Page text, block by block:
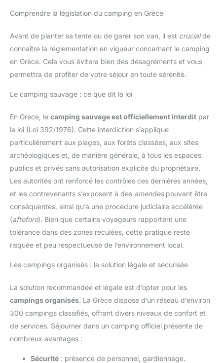
Comprendre la législation du camping en Grèce
Avant de planter sa tente ou de garer son van, il est crucialde
connaître la réglementation en vigueur concernant le camping
en Grèce. Cela vous évitera bien des désagréments et vous
permettra de profiter de votre séjour en toute sérénité.
Le camping sauvage : ce que dit la loi
En Grèce, le camping sauvage est officiellement interdit par
la loi (Loi 392/1976). Cette interdiction s’applique
particulièrement aux plages, aux forêts classées, aux sites
archéologiques et, de manière générale, à tous les espaces
publics et privés sans autorisation explicite du propriétaire.
Les autorités ont renforcé les contrôles ces dernières années,
et les contrevenants s’exposent à des amendespouvant être
conséquentes, ainsi qu’à une procédure judiciaire accélérée
(aftoforo). Bien que certains voyageurs rapportent une
tolérance dans des zones reculées, cette pratique reste
risquée et peu respectueuse de l’environnement local.
Les campings organisés : la solution légale et sécurisée
La solution recommandée et légale est d’opter pour les
campings organisés. La Grèce dispose d’un réseau d’environ
300 campings classifiés, offrant divers niveaux de confort et
de services. Séjourner dans un camping officiel présente de
nombreux avantages :
Sécurité : présence de personnel, gardiennage.